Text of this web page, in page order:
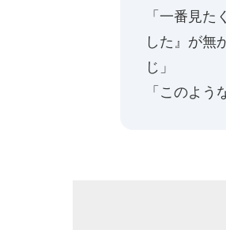
「一番見
した』が無
じ」
「このよう